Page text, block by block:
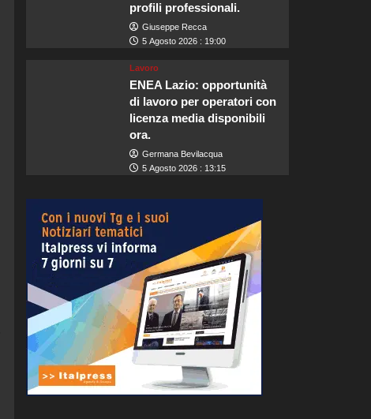
profili professionali.
Giuseppe Recca
5 Agosto 2026 : 19:00
Lavoro
ENEA Lazio: opportunità
di lavoro per operatori con
licenza media disponibili
ora.
Germana Bevilacqua
5 Agosto 2026 : 13:15